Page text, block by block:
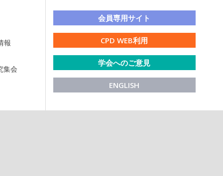
報
集会
会員専用サイト
CPD WEB利用
学会へのご意見
ENGLISH